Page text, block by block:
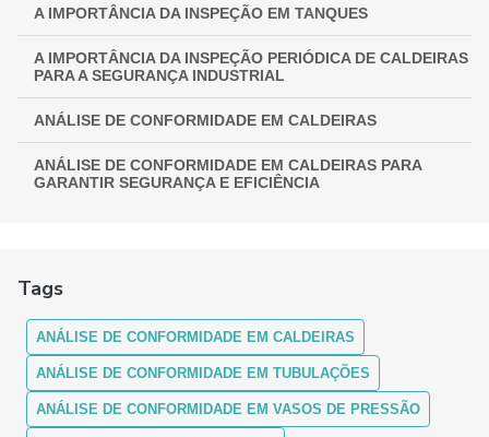
A IMPORTÂNCIA DA INSPEÇÃO EM TANQUES
A IMPORTÂNCIA DA INSPEÇÃO PERIÓDICA DE CALDEIRAS
PARA A SEGURANÇA INDUSTRIAL
ANÁLISE DE CONFORMIDADE EM CALDEIRAS
ANÁLISE DE CONFORMIDADE EM CALDEIRAS PARA
GARANTIR SEGURANÇA E EFICIÊNCIA
ANÁLISE DE CONFORMIDADE EM CALDEIRAS: COMO
ANÁLISE DE CONFORMIDADE EM CALDEIRAS: ENTENDA A
IMPORTÂNCIA E OS PROCEDIMENTOS
ANÁLISE DE CONFORMIDADE EM CALDEIRAS:
GARANTINDO SEGURANÇA E MÁXIMA EFICIÊNCIA
Tags
ANÁLISE DE CONFORMIDADE EM CALDEIRAS
ANÁLISE DE CONFORMIDADE EM TUBULAÇÕES
ANÁLISE DE CONFORMIDADE EM VASOS DE PRESSÃO